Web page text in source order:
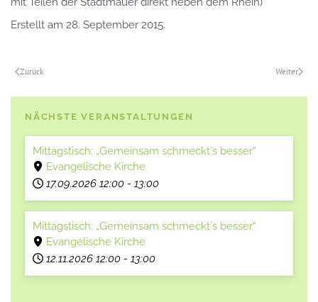
Erstellt am 28. September 2015.
Zurück Weiter
NÄCHSTE VERANSTALTUNGEN
Mittagstisch: „Gemeinsam schmeckt´s besser“
Evangelische Kirche
17.09.2026 12:00 - 13:00
Mittagstisch: „Gemeinsam schmeckt´s besser“
Evangelische Kirche
12.11.2026 12:00 - 13:00